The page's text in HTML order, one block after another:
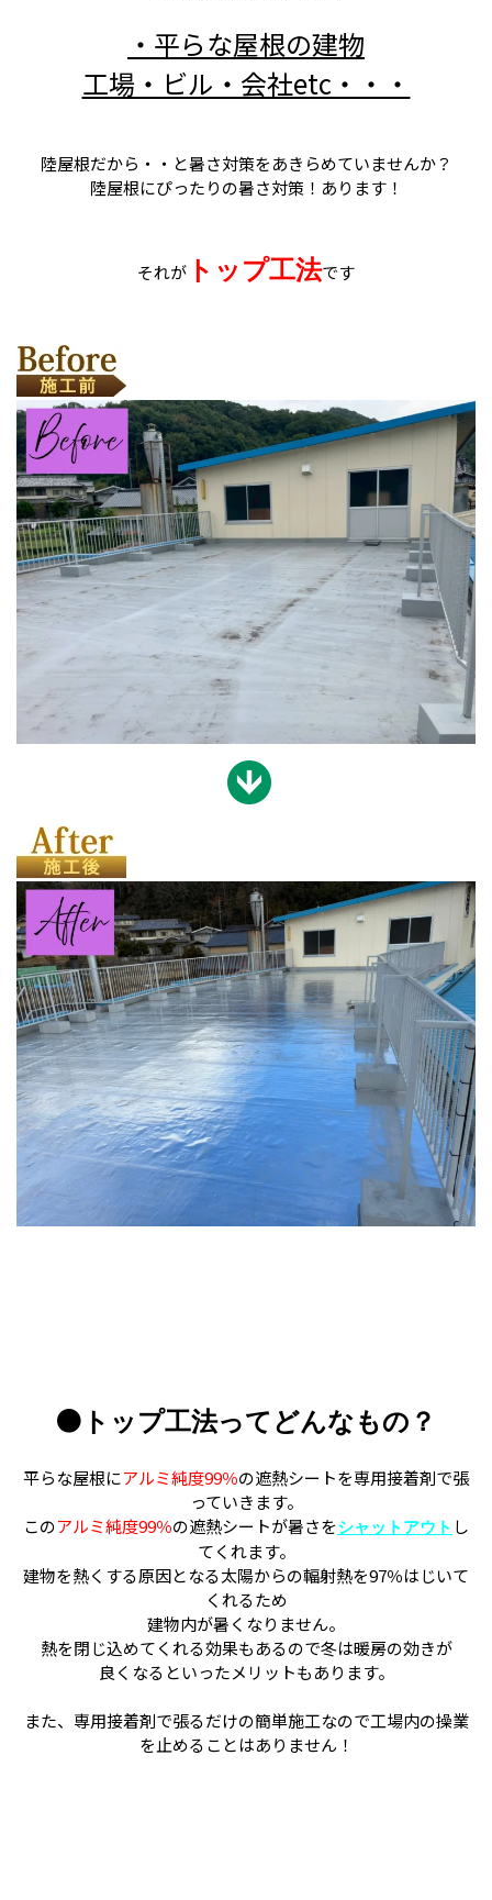
・平らな屋根の建物
工場・ビル・会社etc・・・
陸屋根だから・・と暑さ対策をあきらめていませんか？
陸屋根にぴったりの暑さ対策！あります！
それが トップ工法です
● トップ工法ってどんなもの？
平らな屋根にアルミ純度99％の遮熱シートを専用接着剤で張
っていきます。
このアルミ純度99％の遮熱シートが暑さをシャットアウト し
てくれます。
建物を熱くする原因となる太陽からの輻射熱を97％はじいて
くれるため
建物内が暑くなりません。
熱を閉じ込めてくれる効果もあるので冬は暖房の効きが
良くなるといったメリットもあります。
また、専用接着剤で張るだけの簡単施工なので工場内の操業
を止めることはありません！